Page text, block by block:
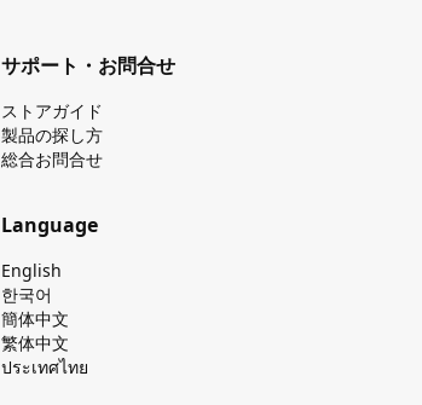
サポート・お問合せ
ストアガイド
製品の探し⽅
総合お問合せ
Language
English
한국어
簡体中文
繁体中文
ประเทศไทย